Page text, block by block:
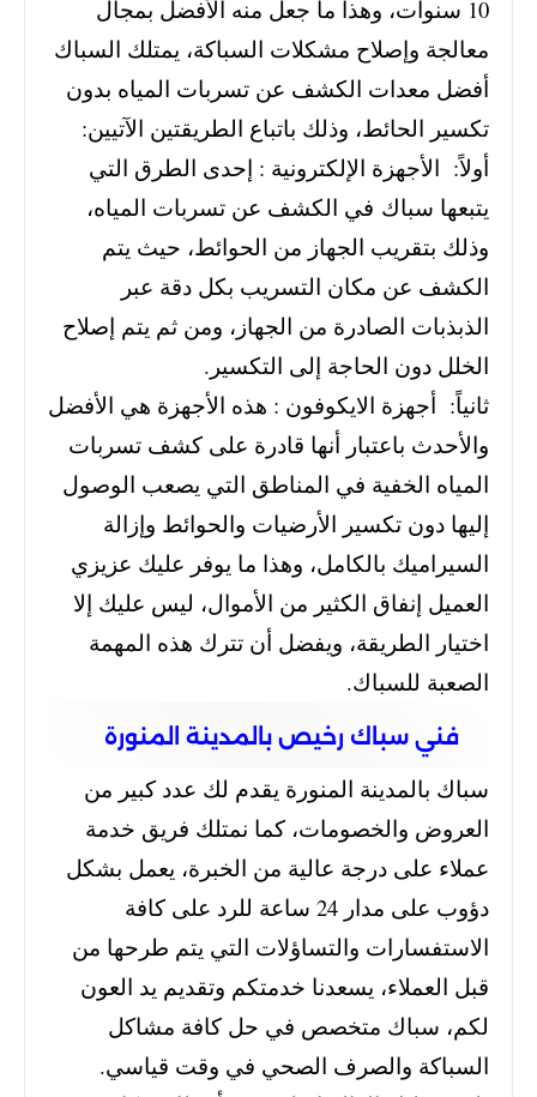
10 سنوات، وهذا ما جعل منه الأفضل بمجال
معالجة وإصلاح مشكلات السباكة، يمتلك السباك
أفضل معدات الكشف عن تسربات المياه بدون
تكسير الحائط، وذلك باتباع الطريقتين الآتيين:
أولاً: الأجهزة الإلكترونية : إحدى الطرق التي
يتبعها سباك في الكشف عن تسربات المياه،
وذلك بتقريب الجهاز من الحوائط، حيث يتم
الكشف عن مكان التسريب بكل دقة عبر
الذبذبات الصادرة من الجهاز، ومن ثم يتم إصلاح
الخلل دون الحاجة إلى التكسير.
ثانياً: أجهزة الايكوفون : هذه الأجهزة هي الأفضل
والأحدث باعتبار أنها قادرة على كشف تسربات
المياه الخفية في المناطق التي يصعب الوصول
إليها دون تكسير الأرضيات والحوائط وإزالة
السيراميك بالكامل، وهذا ما يوفر عليك عزيزي
العميل إنفاق الكثير من الأموال، ليس عليك إلا
اختيار الطريقة، ويفضل أن تترك هذه المهمة
الصعبة للسباك.
فني سباك رخيص بالمدينة المنورة
سباك بالمدينة المنورة يقدم لك عدد كبير من
العروض والخصومات، كما نمتلك فريق خدمة
عملاء على درجة عالية من الخبرة، يعمل بشكل
دؤوب على مدار 24 ساعة للرد على كافة
الاستفسارات والتساؤلات التي يتم طرحها من
قبل العملاء، يسعدنا خدمتكم وتقديم يد العون
لكم، سباك متخصص في حل كافة مشاكل
السباكة والصرف الصحي في وقت قياسي.